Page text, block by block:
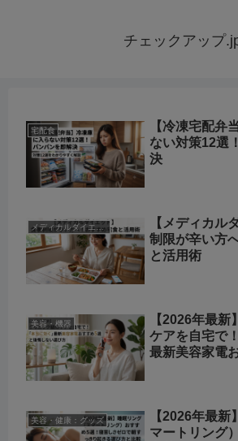
チェックアップ
宅配食
【冷凍宅配弁
ない対策12選
決
メディカルダイエット
【メディカル
制限が辛い方
と活用術
美容・機器
【2026年最
ケアを自宅で
最新美容家電
美容・健康：グッズ
【2026年最新
マートリング